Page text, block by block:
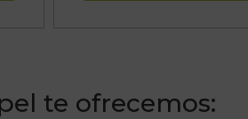
te ofrecemos: